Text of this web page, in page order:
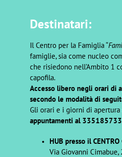
Destinatari:
Il Centro per la Famiglia “
famiglie, sia come nucleo
che risiedono nell’Ambito 1
capofila.
Accesso libero negli orari di
secondo le modalità di
Gli orari e i giorni di apertura
appuntamenti al
HUB presso il CENTRO
Via Giovanni Cimabue,